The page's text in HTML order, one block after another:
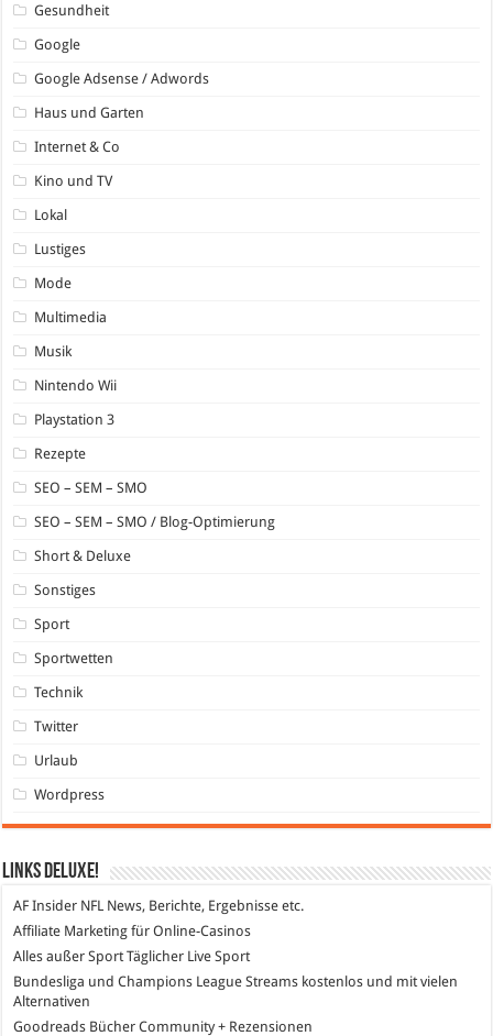
Gesundheit
Google
Google Adsense / Adwords
Haus und Garten
Internet & Co
Kino und TV
Lokal
Lustiges
Mode
Multimedia
Musik
Nintendo Wii
Playstation 3
Rezepte
SEO – SEM – SMO
SEO – SEM – SMO / Blog-Optimierung
Short & Deluxe
Sonstiges
Sport
Sportwetten
Technik
Twitter
Urlaub
Wordpress
Links DeLuXe!
AF Insider NFL News, Berichte, Ergebnisse etc.
Affiliate Marketing für Online-Casinos
Alles außer Sport Täglicher Live Sport
Bundesliga und Champions League Streams kostenlos und mit vielen
Alternativen
Goodreads Bücher Community + Rezensionen